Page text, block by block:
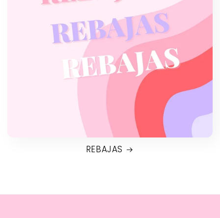
REBAJAS